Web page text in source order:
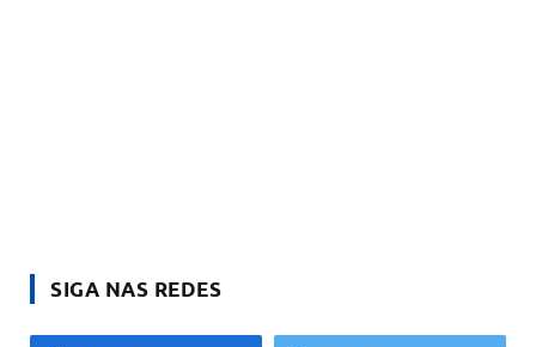
SIGA NAS REDES